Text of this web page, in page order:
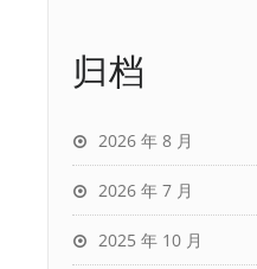
归档
2026 年 8 月
2026 年 7 月
2025 年 10 月